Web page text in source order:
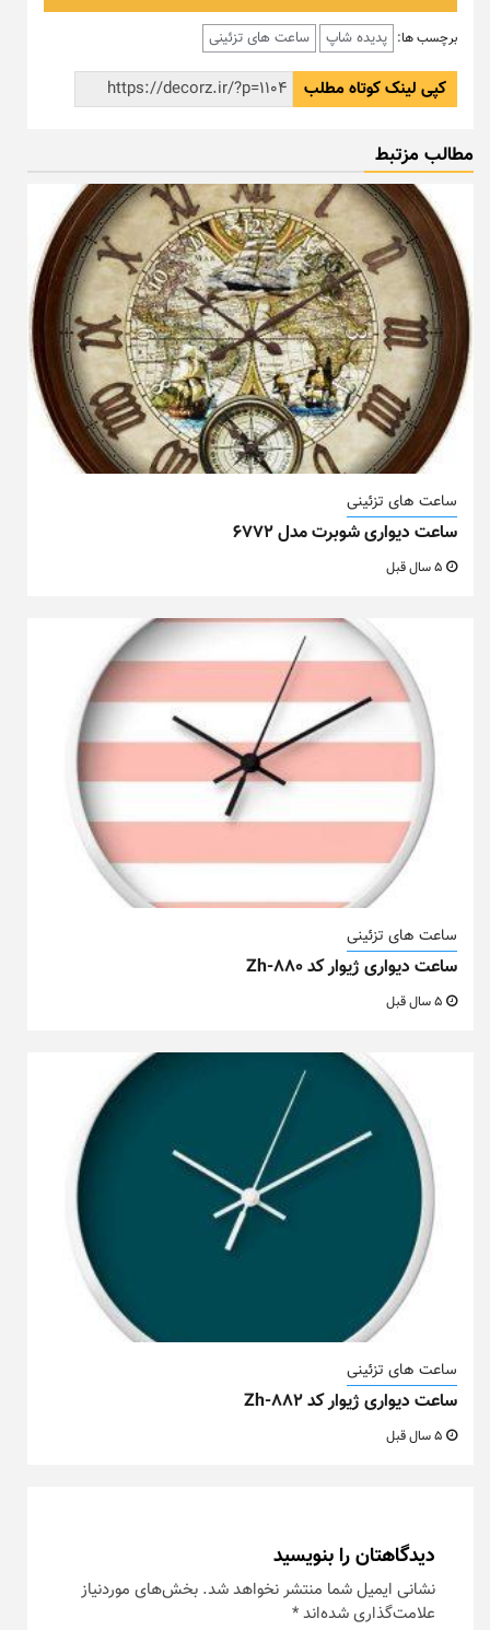
برچسب ها: پدیده شاپ ساعت های تزئینی
کپی لینک کوتاه مطلب
مطالب مزتبط
ساعت های تزئینی
ساعت دیواری شوبرت مدل ۶۷۷۲
ساعت های تزئینی
ساعت دیواری ژیوار کد Zh-880
ساعت های تزئینی
ساعت دیواری ژیوار کد Zh-882
دیدگاهتان را بنویسید
نشانی ایمیل شما منتشر نخواهد شد. بخش‌های موردنیاز
علامت‌گذاری شده‌اند*